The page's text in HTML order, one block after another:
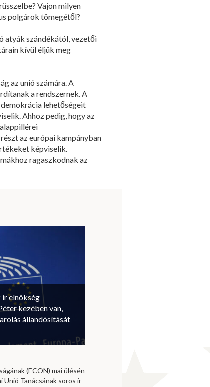
Vajon milyen
polgárok tömegétől?
atyák szándékától, vezetői
kívül éljük meg
az unió számára. A
a rendszernek. A
lehetőségeit
Ahhoz pedig, hogy az
az európai kampányban
képviselik.
ragaszkodnak az
ír elnökség
kezében van,
állandósítását
(ECON) mai ülésén
Tanácsának soros ír